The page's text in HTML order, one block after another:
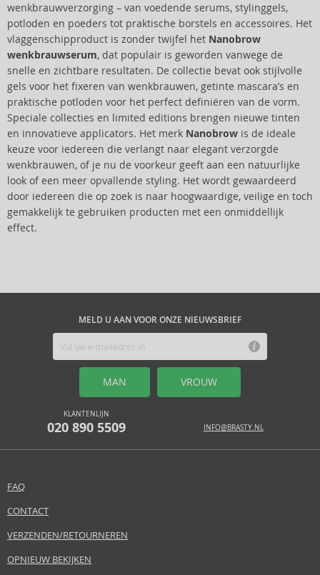
wenkbrauwverzorging – van voedende serums, stylinggels,
potloden en poeders tot praktische borstels en accessoires. Het
vlaggenschipproduct is zonder twijfel het Nanobrow
wenkbrauwserum, dat populair is geworden vanwege de
snelle en zichtbare resultaten. De collectie bevat ook stijlvolle
gels voor het fixeren van wenkbrauwen, getinte mascara’s en
praktische potloden voor het perfect definiëren van de vorm.
Speciale collecties en limited editions brengen nieuwe tinten
en innovatieve applicators. Het merk Nanobrow is de ideale
keuze voor iedereen die verlangt naar elegant verzorgde
wenkbrauwen, of je nu de voorkeur geeft aan een natuurlijke
look of een meer opvallende styling. Het wordt gewaardeerd
door iedereen die op zoek is naar hoogwaardige, veilige en toch
gemakkelijk te gebruiken producten met een onmiddellijk
effect.
MELD U AAN VOOR ONZE NIEUWSBRIEF
MAN VROUW
KLANTENLIJN
020 890 5509 INFO@BRASTY.NL
FAQ
CONTACT
VERZENDEN/RETOURNEREN
OPNIEUW BEKIJKEN